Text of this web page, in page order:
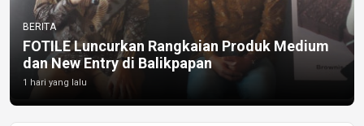
BERITA
FOTILE Luncurkan Rangkaian Produk Medium
dan New Entry di Balikpapan
1 hari yang lalu